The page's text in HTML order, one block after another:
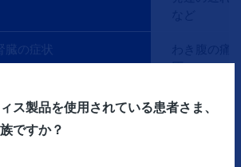
臓の症状
圧
肺の症状
息苦しい、
ス製品を使用されている患者さま、
ですか？